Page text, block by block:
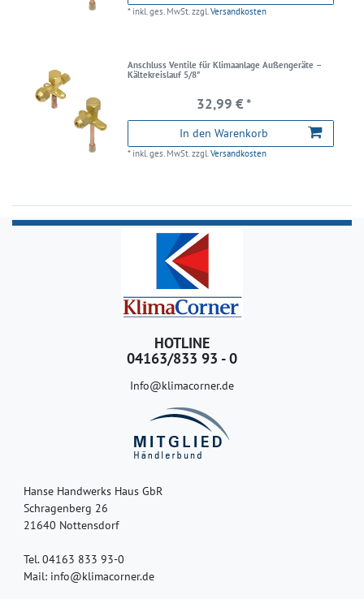
* inkl. ges. MwSt.zzgl.Versandkosten
Anschluss Ventile für Klimaanlage Außengeräte –
Kältekreislauf 5/8"
32,99 € *
In den Warenkorb
* inkl. ges. MwSt.zzgl.Versandkosten
HOTLINE
04163/833 93 - 0
Info@klimacorner.de
Hanse Handwerks Haus GbR
Schragenberg 26
21640 Nottensdorf
Tel. 04163 833 93-0
Mail: info@klimacorner.de